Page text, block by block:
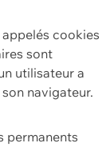
cookies
sont
utilisateur a
navigateur.
permanents